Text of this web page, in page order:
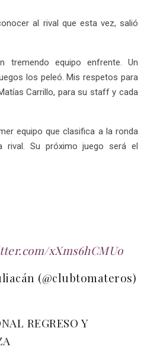
al rival que esta vez, salió
tremendo equipo enfrente. Un
los peleó. Mis respetos para
Carrillo, para su staff y cada
equipo que clasifica a la ronda
rival. Su próximo juego será el
xXms6hCMUo
(@clubtomateros)
REGRESO Y